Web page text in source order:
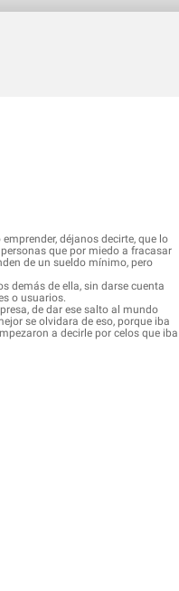
déjanos decirte, que lo
que por miedo a fracasar
de un sueldo mínimo, pero
demás de ella, sin darse cuenta
o usuarios.
de dar ese salto al mundo
se olvidara de eso, porque iba
a decirle por celos que iba